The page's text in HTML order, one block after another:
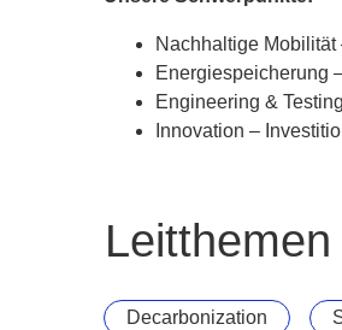
Nachhaltige
Energiespeicherung
Engineering &
Innovation –
Leitthemen
Decarbonization